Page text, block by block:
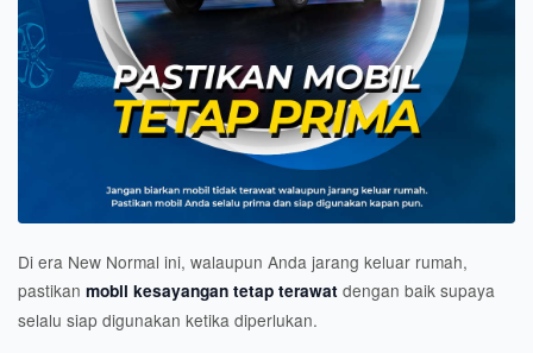
Di era New Normal ini, walaupun Anda jarang keluar rumah,
pastikan mobil kesayangan tetap terawat dengan baik supaya
selalu siap digunakan ketika diperlukan.